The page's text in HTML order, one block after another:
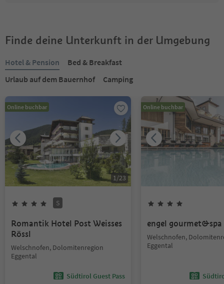
Finde deine Unterkunft in der Umgebung
Hotel & Pension
Bed & Breakfast
Urlaub auf dem Bauernhof
Camping
Online buchbar
1/23
S
Romantik Hotel Post Weisses
Rössl
Welschnofen, Dolomitenregion
Eggental
Südtirol Guest Pass
Online buchbar
engel gourmet&spa
Welschnofen,
Eggental